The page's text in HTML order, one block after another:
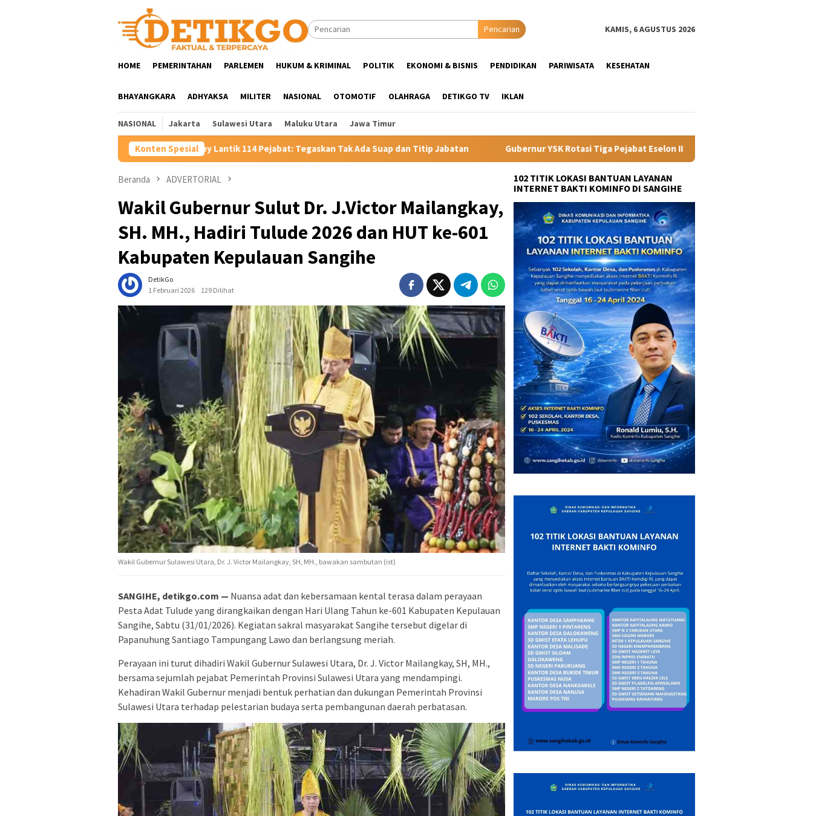
Pencarian KAMIS, 6 AGUSTUS 2026
HOME PEMERINTAHAN PARLEMEN HUKUM & KRIMINAL POLITIK EKONOMI & BISNIS PENDIDIKAN PARIWISATA KESEHATAN
BHAYANGKARA ADHYAKSA MILITER NASIONAL OTOMOTIF OLAHRAGA DETIKGO TV IKLAN
NASIONAL Jakarta Sulawesi Utara Maluku Utara Jawa Timur
Konten Spesial
Dondokambey Lantik 114 Pejabat: Tegaskan Tak Ada Suap dan Titip Jabatan Gubernur YSK Rotasi Tiga Pejabat Eselon II Pemprov Sulut, Tekankan Kinerja dan Optimalisasi Aset Daerah
Beranda ADVERTORIAL
Wakil Gubernur Sulut Dr. J.Victor Mailangkay,
SH. MH., Hadiri Tulude 2026 dan HUT ke-601
Kabupaten Kepulauan Sangihe
DetikGo
1 Februari 2026
129 Dilihat
Wakil Gubernur Sulawesi Utara, Dr. J. Victor Mailangkay, SH, MH., bawakan sambutan (ist)
SANGIHE, detikgo.com — Nuansa adat dan kebersamaan kental terasa dalam perayaan
Pesta Adat Tulude yang dirangkaikan dengan Hari Ulang Tahun ke-601 Kabupaten Kepulauan
Sangihe, Sabtu (31/01/2026). Kegiatan sakral masyarakat Sangihe tersebut digelar di
Papanuhung Santiago Tampungang Lawo dan berlangsung meriah.
Perayaan ini turut dihadiri Wakil Gubernur Sulawesi Utara, Dr. J. Victor Mailangkay, SH, MH.,
bersama sejumlah pejabat Pemerintah Provinsi Sulawesi Utara yang mendampingi.
Kehadiran Wakil Gubernur menjadi bentuk perhatian dan dukungan Pemerintah Provinsi
Sulawesi Utara terhadap pelestarian budaya serta pembangunan daerah perbatasan.
102 TITIK LOKASI BANTUAN LAYANAN
INTERNET BAKTI KOMINFO DI SANGIHE